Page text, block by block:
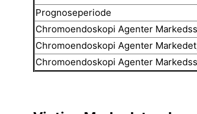
Prognoseperiode
Chromoendoskopi Agenter
Chromoendoskopi Agenter
Chromoendoskopi Agenter